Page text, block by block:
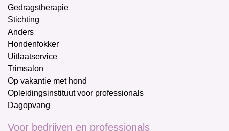
Gedragstherapie
Stichting
Anders
Hondenfokker
Uitlaatservice
Trimsalon
Op vakantie met hond
Opleidingsinstituut voor professionals
Dagopvang
Voor bedrijven en professionals